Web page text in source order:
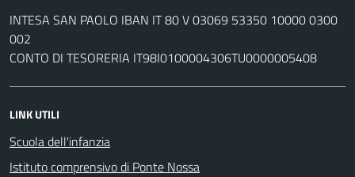
INTESA SAN PAOLO IBAN IT 80 V 03069 53350 10000 0300
002
CONTO DI TESORERIA IT98I0100004306TU0000005408
LINK UTILI
Scuola dell'infanzia
Istituto comprensivo di Ponte Nossa